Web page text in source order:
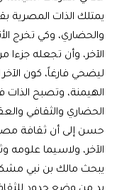
يمتلك الذات المصرية
والحضاري، وكي تخرج
الآخر، وأن تجعله
ليضحي فارغاً، كون
الهيمنة، وتصبح الذات
الحضاري والثقافي
حسن إلى أن ثقافة مصر
الآخر، ولاسيما علومه
يبحث مالك بن نبي